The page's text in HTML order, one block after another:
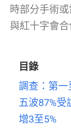
時部分手術
與紅十字會
目錄
調查：第一
五波87%受
增3至5%